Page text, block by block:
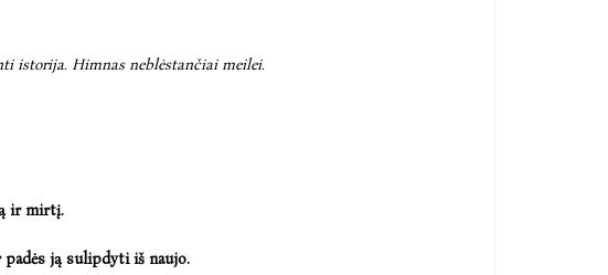
istorija. Himnas neblėstančiai meilei.
ir mirtį.
ją sulipdyti iš naujo.